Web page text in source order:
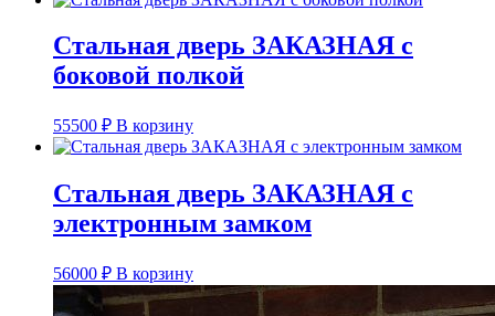
Стальная дверь ЗАКАЗНАЯ с
боковой полкой
55500 ₽ В корзину
Стальная дверь ЗАКАЗНАЯ с
электронным замком
56000 ₽ В корзину